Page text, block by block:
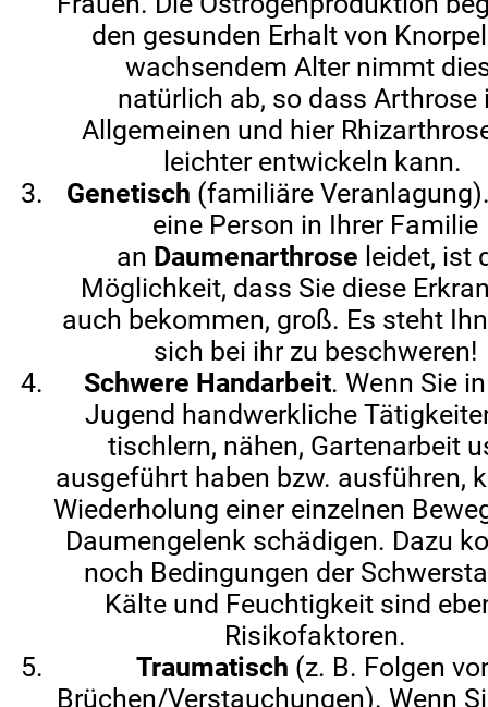
den gesunden Erhalt von
wachsendem Alter nimmt
natürlich ab, so dass Arthrose
Allgemeinen und hier
leichter entwickeln kann.
Genetisch (familiäre
eine Person in Ihrer Familie
an Daumenarthrose leidet, ist
Möglichkeit, dass Sie diese
auch bekommen, groß. Es steht
sich bei ihr zu beschweren!
Schwere Handarbeit. Wenn Sie
Jugend handwerkliche
tischlern, nähen, Gartenarbeit
ausgeführt haben bzw. ausführen,
Wiederholung einer einzelnen
Daumengelenk schädigen. Dazu
noch Bedingungen der
Kälte und Feuchtigkeit sind
Risikofaktoren.
Traumatisch (z. B. Folgen
Brüchen/Verstauchungen). Wenn